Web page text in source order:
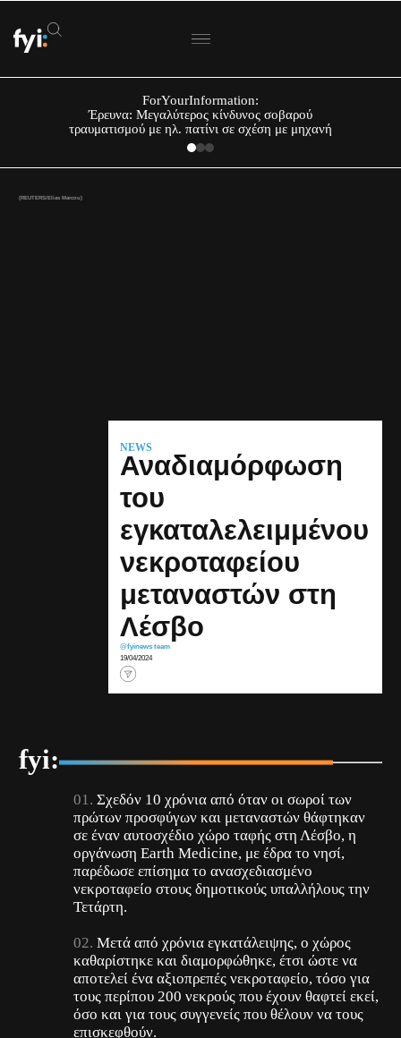
ForYourInformation:
Έρευνα: Μεγαλύτερος κίνδυνος σοβαρού
τραυματισμού με ηλ. πατίνι σε σχέση με μηχανή
(REUTERS/Elias Marcou)
NEWS
Αναδιαμόρφωση
του
εγκαταλελειμμένου
νεκροταφείου
μεταναστών στη
Λέσβο
@fyinews team
19/04/2024
fyi:
Σχεδόν 10 χρόνια από όταν οι σωροί των
πρώτων προσφύγων και μεταναστών θάφτηκαν
σε έναν αυτοσχέδιο χώρο ταφής στη Λέσβο, η
οργάνωση Earth Medicine, με έδρα το νησί,
παρέδωσε επίσημα το ανασχεδιασμένο
νεκροταφείο στους δημοτικούς υπαλλήλους την
Τετάρτη.
Μετά από χρόνια εγκατάλειψης, ο χώρος
καθαρίστηκε και διαμορφώθηκε, έτσι ώστε να
αποτελεί ένα αξιοπρεπές νεκροταφείο, τόσο για
τους περίπου 200 νεκρούς που έχουν θαφτεί εκεί,
όσο και για τους συγγενείς που θέλουν να τους
επισκεφθούν.